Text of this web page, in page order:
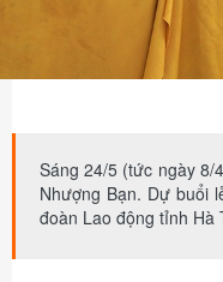
Sáng 24/5 (tức ngày 8/
Nhượng Bạn. Dự buổi
đoàn Lao động tỉnh Hà